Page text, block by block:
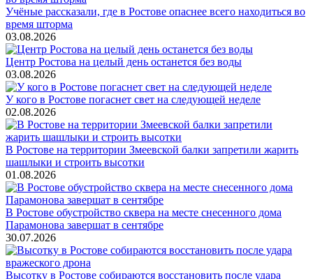
Учёные рассказали, где в Ростове опаснее всего находиться во
время шторма
03.08.2026
Центр Ростова на целый день останется без воды
03.08.2026
У кого в Ростове погаснет свет на следующей неделе
02.08.2026
В Ростове на территории Змеевской балки запретили жарить
шашлыки и строить высотки
01.08.2026
В Ростове обустройство сквера на месте снесенного дома
Парамонова завершат в сентябре
30.07.2026
Высотку в Ростове собираются восстановить после удара